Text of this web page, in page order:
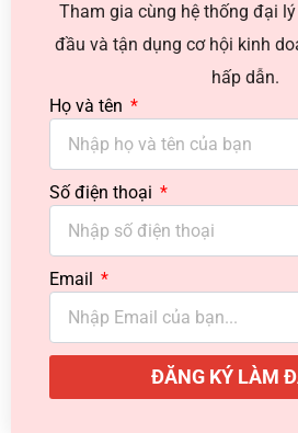
Tham gia cùng hệ thống đại
đầu và tận dụng cơ hội kinh
hấp dẫn.
Họ và tên
Số điện thoại
Email
ĐĂNG KÝ LÀM